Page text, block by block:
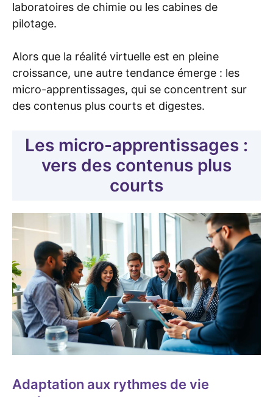
laboratoires de chimie ou les cabines de
pilotage.
Alors que la réalité virtuelle est en pleine
croissance, une autre tendance émerge : les
micro-apprentissages, qui se concentrent sur
des contenus plus courts et digestes.
Les micro-apprentissages :
vers des contenus plus
courts
Adaptation aux rythmes de vie